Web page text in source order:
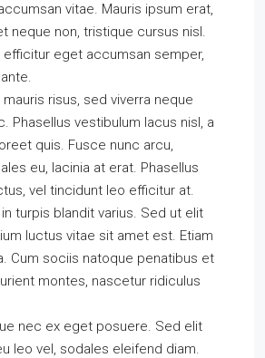
vitae. Mauris ipsum erat,
neque non, tristique cursus nisl.
efficitur eget accumsan semper,
risus, sed viverra neque
Phasellus vestibulum lacus nisl, a
quis. Fusce nunc arcu,
eu, lacinia at erat. Phasellus
vel tincidunt leo efficitur at.
turpis blandit varius. Sed ut elit
luctus vitae sit amet est. Etiam
Cum sociis natoque penatibus et
montes, nascetur ridiculus
nec ex eget posuere. Sed elit
leo vel, sodales eleifend diam.